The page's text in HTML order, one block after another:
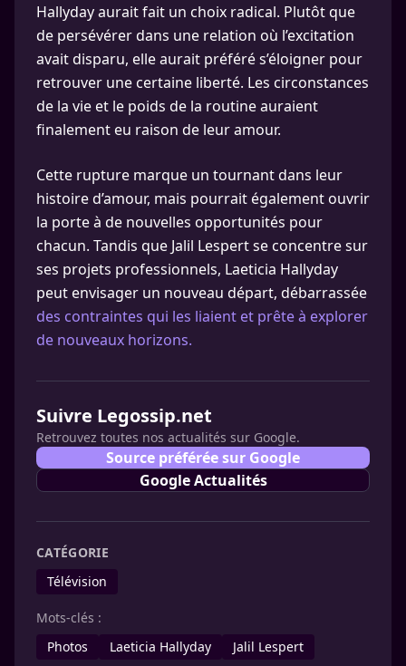
Hallyday aurait fait un choix radical. Plutôt que
de persévérer dans une relation où l’excitation
avait disparu, elle aurait préféré s’éloigner pour
retrouver une certaine liberté. Les circonstances
de la vie et le poids de la routine auraient
finalement eu raison de leur amour.
Cette rupture marque un tournant dans leur
histoire d’amour, mais pourrait également ouvrir
la porte à de nouvelles opportunités pour
chacun. Tandis que Jalil Lespert se concentre sur
ses projets professionnels, Laeticia Hallyday
peut envisager un nouveau départ, débarrassée
des contraintes qui les liaient et prête à explorer
de nouveaux horizons.
Suivre Legossip.net
Retrouvez toutes nos actualités sur Google.
Source préférée sur Google
Google Actualités
CATÉGORIE
Télévision
Mots-clés :
Photos
Laeticia Hallyday Jalil Lespert